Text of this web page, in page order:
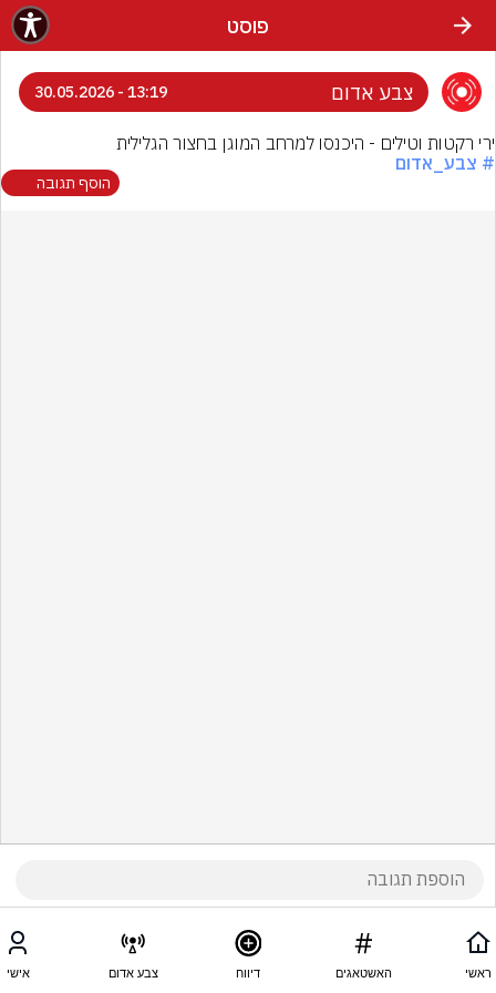
פוסט
צבע אדום 13:19 - 30.05.2026
ירי רקטות וטילים - היכנסו למרחב המוגן בחצור הגלילית
# צבע_אדום
הוסף תגובה
ראשי האשטאגים דיווח צבע אדום אישי